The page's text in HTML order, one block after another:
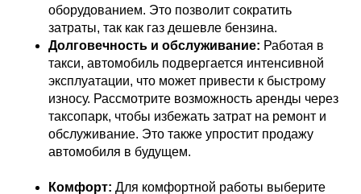
оборудованием. Это позволит сократить
затраты, так как газ дешевле бензина.
Долговечность и обслуживание: Работая в
такси, автомобиль подвергается интенсивной
эксплуатации, что может привести к быстрому
износу. Рассмотрите возможность аренды через
таксопарк, чтобы избежать затрат на ремонт и
обслуживание. Это также упростит продажу
автомобиля в будущем.
Комфорт: Для комфортной работы выберите